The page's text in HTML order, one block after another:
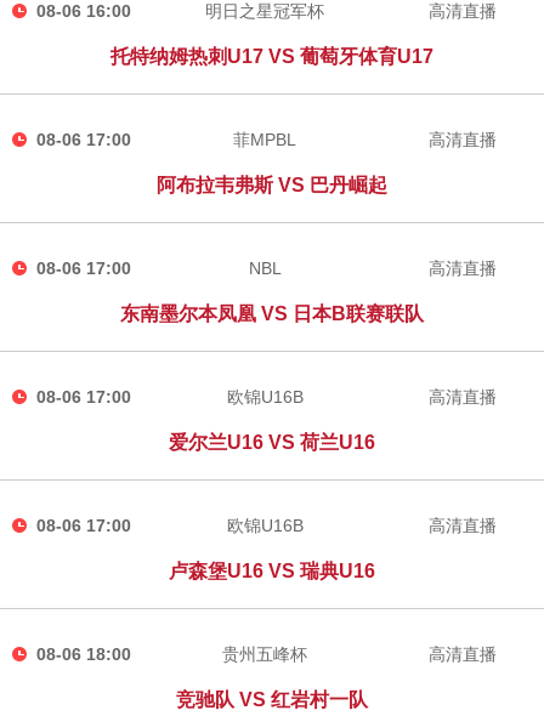
08-06 16:00 明日之星冠军杯
托特纳姆热刺U17 VS 葡萄牙体育U17
高清直播
08-06 17:00 菲MPBL
阿布拉韦弗斯 VS 巴丹崛起
高清直播
08-06 17:00 NBL
东南墨尔本凤凰 VS 日本B联赛联队
高清直播
08-06 17:00 欧锦U16B
爱尔兰U16 VS 荷兰U16
高清直播
08-06 17:00 欧锦U16B
卢森堡U16 VS 瑞典U16
高清直播
08-06 18:00 贵州五峰杯
竞驰队 VS 红岩村一队
高清直播